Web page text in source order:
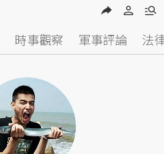
時事觀察 軍事評論 法